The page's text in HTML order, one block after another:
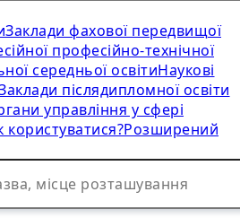
Заклади фахової передвищої
професійно-технічної
середньої освітиНаукові
післядипломної освіти
управління у сфері
користуватися?Розширений